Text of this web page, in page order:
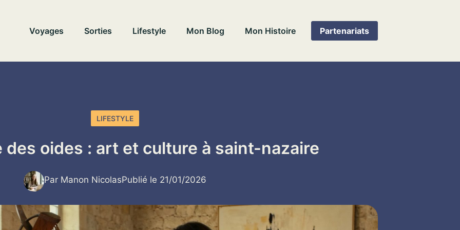
Voyages Sorties Lifestyle Mon Blog Mon Histoire Partenariats
LIFESTYLE
des oides : art et culture à saint-nazaire
Par Manon NicolasPublié le 21/01/2026